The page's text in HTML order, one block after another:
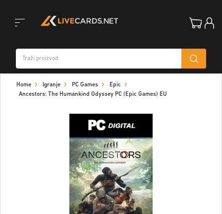
navigation
Home Igranje PC Games
Epic
Ancestors: The Humankind Odyssey PC (Epic Games) EU